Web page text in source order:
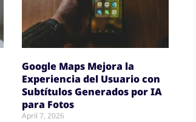
Google Maps Mejora la
Experiencia del Usuario con
Subtítulos Generados por IA
para Fotos
April 7, 2026